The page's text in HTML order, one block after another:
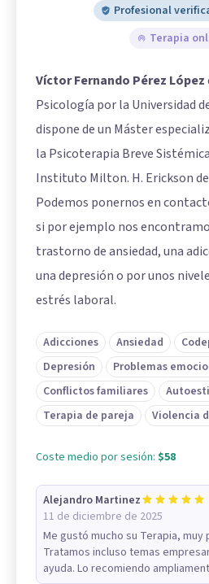
Profesional
Terapia
Víctor Fernando Pérez López
Psicología por la Universidad
dispone de un Máster
la Psicoterapia Breve
Instituto Milton. H. Erickson de
Podemos ponernos en
si por ejemplo nos
trastorno de ansiedad, una
una depresión o por unos
estrés laboral.
Adicciones Ansiedad
Depresión
Problemas
Conflictos familiares
Terapia de pareja
Violencia
Coste medio por sesión: $58
Alejandro Martinez
11 de diciembre de 2025
Me gustó mucho su Terapia, muy
Tratamos incluso temas
ayuda. Lo recomiendo